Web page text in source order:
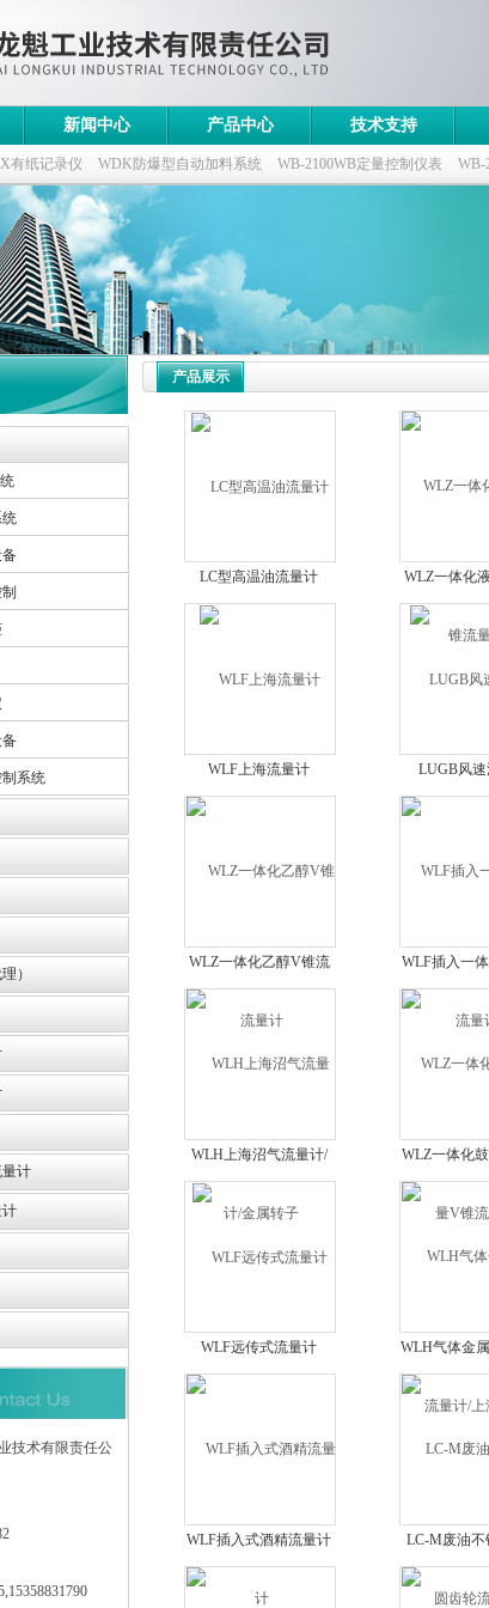
责任公司
新闻中心 产品中心 技术支持
有纸记录仪 WDK防爆型自动加料系统 WB-2100WB定量控制仪表 WB-
制柜 WB-2100定量装车控制仪
备
备
系统
）
计
技术有限责任公
产品展示
LC型高温油流量计
WLZ一体化
流量
WLF上海流量计 LUGB风
WLZ一体化乙醇V锥流
量计
WLF插入一
量计
WLH上海沼气流量计/
金属转子
WLZ一体化
V锥流
WLF远传式流量计
WLH气体金
计/上海
WLF插入式酒精流量计
LC-M废油不
齿轮流